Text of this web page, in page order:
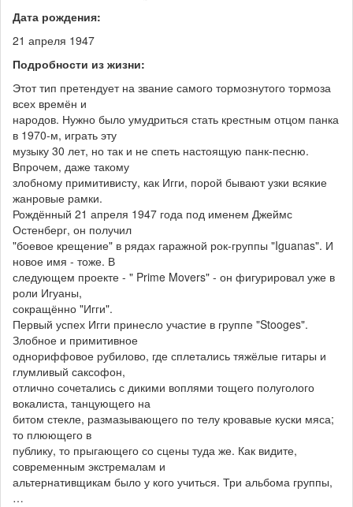
Дата рождения:
21 апреля 1947
Подробности из жизни:
Этот тип претендует на звание самого тормознутого тормоза
всех времён и
народов. Нужно было умудриться стать крестным отцом панка
в 1970-м, играть эту
музыку 30 лет, но так и не спеть настоящую панк-песню.
Впрочем, даже такому
злобному примитивисту, как Игги, порой бывают узки всякие
жанровые рамки.
Рождённый 21 апреля 1947 года под именем Джеймс
Остенберг, он получил
"боевое крещение" в рядах гаражной рок-группы "Iguanas". И
новое имя - тоже. В
следующем проекте - " Prime Movers" - он фигурировал уже в
роли Игуаны,
сокращённо "Игги".
Первый успех Игги принесло участие в группе "Stooges".
Злобное и примитивное
однориффовое рубилово, где сплетались тяжёлые гитары и
глумливый саксофон,
отлично сочетались с дикими воплями тощего полуголого
вокалиста, танцующего на
битом стекле, размазывающего по телу кровавые куски мяса;
то плюющего в
публику, то прыгающего со сцены туда же. Как видите,
современным экстремалам и
альтернативщикам было у кого учиться. Три альбома группы,
…